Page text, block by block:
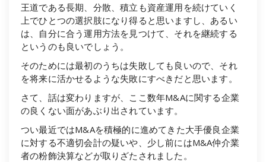
王道である長期、分散、積立も資産運用を続けていく
上でひとつの選択肢になり得ると思いますし、あるい
は、自分に合う運用方法を見つけて、それを継続する
というのも良いでしょう。
そのためには最初のうちは失敗しても良いので、それ
を将来に活かせるような失敗にすべきだと思います。
さて、話は変わりますが、ここ数年M&Aに関する企業
の良くない面があぶり出されています。
つい最近ではM&Aを積極的に進めてきた大手優良企業
に対する不適切会計の疑いや、少し前にはM&A仲介業
者の粉飾決算などが取りざたされました。